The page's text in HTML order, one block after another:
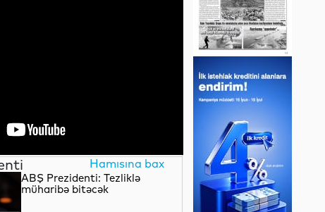
Hamısına bax
ABŞ Prezidenti: Tezliklə
müharibə bitəcək